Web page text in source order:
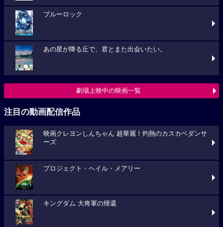
ブルーロック
あの星が降る丘で、君とまた出会いたい。
劇場上映中の映画一覧
注目の動画配信作品
映画クレヨンしんちゃん 超華麗！灼熱のカスカベダンサ
ーズ
プロジェクト・ヘイル・メアリー
キングダム 大将軍の帰還